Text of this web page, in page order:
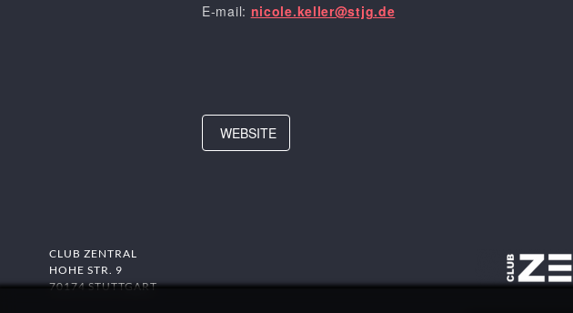
E-mail: nicole.keller@stjg.de
WEBSITE
CLUB ZENTRAL
HOHE STR. 9
70174 STUTTGART